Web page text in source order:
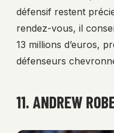
défensif restent
rendez-vous, il
13 millions d’euros,
défenseurs
11. ANDREW